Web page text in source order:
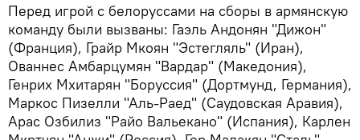
Перед игрой с белоруссами на сборы в армянскую
команду были вызваны: Гаэль Андонян "Дижон"
(Франция), Грайр Мкоян "Эстегляль" (Иран),
Ованнес Амбарцумян "Вардар" (Македония),
Генрих Мхитарян "Боруссия" (Дортмунд, Германия),
Маркос Пизелли "Аль-Раед" (Саудовская Аравия),
Арас Озбилиз "Райо Вальекано" (Испания), Карлен